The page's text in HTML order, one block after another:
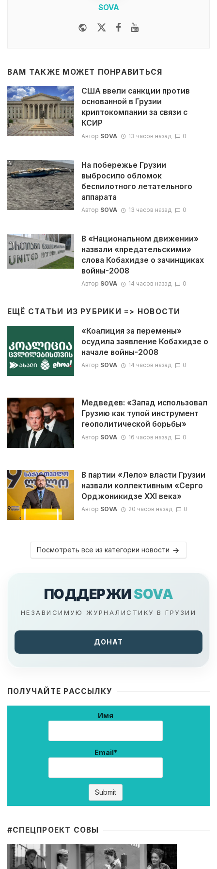
SOVA
WebsiteTwitterFacebook
ВАМ ТАКЖЕ МОЖЕТ ПОНРАВИТЬСЯ
США ввели санкции против
основанной в Грузии
криптокомпании за связи с
КСИР
Автор SOVA 13 часов назад 0
На побережье Грузии
выбросило обломок
беспилотного летательного
аппарата
Автор SOVA 13 часов назад 0
В «Национальном движении»
назвали «предательскими»
слова Кобахидзе о зачинщиках
войны-2008
Автор SOVA 14 часов назад 0
ЕЩЁ СТАТЬИ ИЗ РУБРИКИ => НОВОСТИ
«Коалиция за перемены»
осудила заявление Кобахидзе о
начале войны-2008
Автор SOVA 14 часов назад 0
Медведев: «Запад использовал
Грузию как тупой инструмент
геополитической борьбы»
Автор SOVA 16 часов назад 0
В партии «Лело» власти Грузии
назвали коллективным «Серго
Орджоникидзе XXI века»
Автор SOVA 20 часов назад 0
Посмотреть все из категории новости
ПОДДЕРЖИ SOVA
НЕЗАВИСИМУЮ ЖУРНАЛИСТИКУ В ГРУЗИИ
ДОНАТ
ПОЛУЧАЙТЕ РАССЫЛКУ
Имя
Email*
#CПЕЦПРОЕКТ СОВЫ